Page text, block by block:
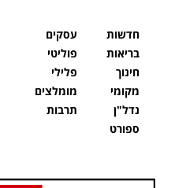
חדשות
בריאות
חינוך
מקומי
נדל"ן
ספורט
עסקים
פוליטי
פלילי
מומלצים
תרבות